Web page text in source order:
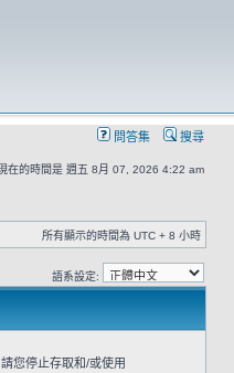
問答集 搜尋
在的時間是 週五 8月 07, 2026 4:22 am
所有顯示的時間為 UTC + 8 小時
語系設定:
您停止存取和/或使用